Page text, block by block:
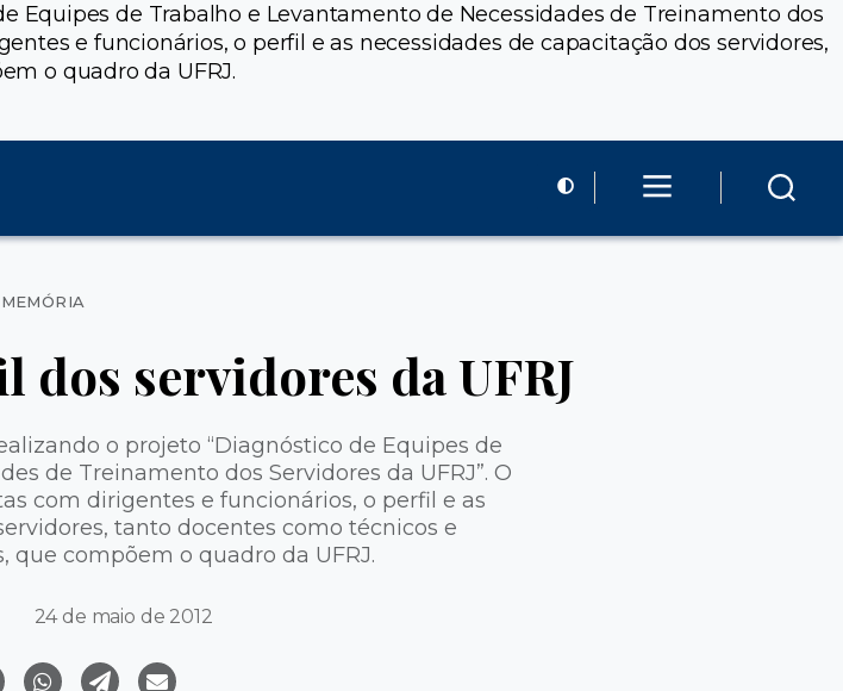
Equipes de Trabalho e Levantamento de Necessidades de Treinamento dos
e funcionários, o perfil e as necessidades de capacitação dos servidores,
o quadro da UFRJ.
Categorias
MEMÓRIA
dos servidores da UFRJ
o projeto “Diagnóstico de Equipes de
de Treinamento dos Servidores da UFRJ”. O
com dirigentes e funcionários, o perfil e as
tanto docentes como técnicos e
que compõem o quadro da UFRJ.
24 de maio de 2012